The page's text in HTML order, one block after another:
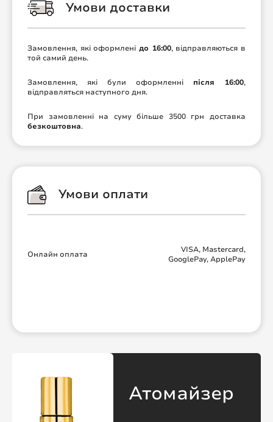
Умови доставки
Замовлення, які оформлені до 16:00, відправляються в
той самий день.
Замовлення, які були оформленні після 16:00,
відправляться наступного дня.
При замовленні на суму більше 3500 грн доставка
безкоштовна.
Умови оплати
Онлайн оплата
VISA, Mastercard,
GooglePay, ApplePay
Атомайзер